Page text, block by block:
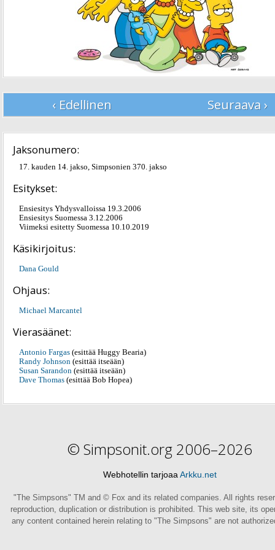
‹ Edellinen Seuraava ›
Jaksonumero:
17. kauden 14. jakso, Simpsonien 370. jakso
Esitykset:
Ensiesitys Yhdysvalloissa 19.3.2006
Ensiesitys Suomessa 3.12.2006
Viimeksi esitetty Suomessa 10.10.2019
Käsikirjoitus:
Dana Gould
Ohjaus:
Michael Marcantel
Vierasäänet:
Antonio Fargas (esittää Huggy Bearia)
Randy Johnson (esittää itseään)
Susan Sarandon (esittää itseään)
Dave Thomas (esittää Bob Hopea)
© Simpsonit.org 2006–2026
Webhotellin tarjoaa Arkku.net
"The Simpsons" TM and © Fox and its related companies. All rights
reproduction, duplication or distribution is prohibited. This web site, its
any content contained herein relating to "The Simpsons" are not